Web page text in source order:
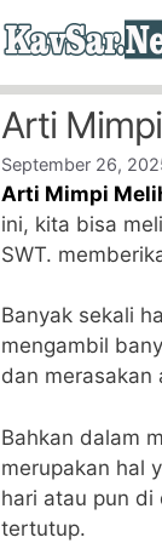
Arti
September 26,
Arti Mimpi
ini, kita bisa
SWT.
Banyak sekali
mengambil
dan merasakan
Bahkan dalam
merupakan hal
hari atau pun di
tertutup.